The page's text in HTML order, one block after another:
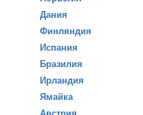
Дания
Финляндия
Испания
Бразилия
Ирландия
Ямайка